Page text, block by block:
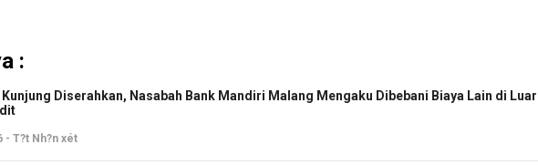
:
Diserahkan, Nasabah Bank Mandiri Malang Mengaku Dibebani Biaya Lain di Luar
- T?t Nh?n xét